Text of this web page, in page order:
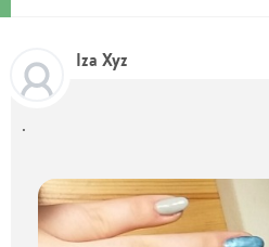
Iza Xyz
.